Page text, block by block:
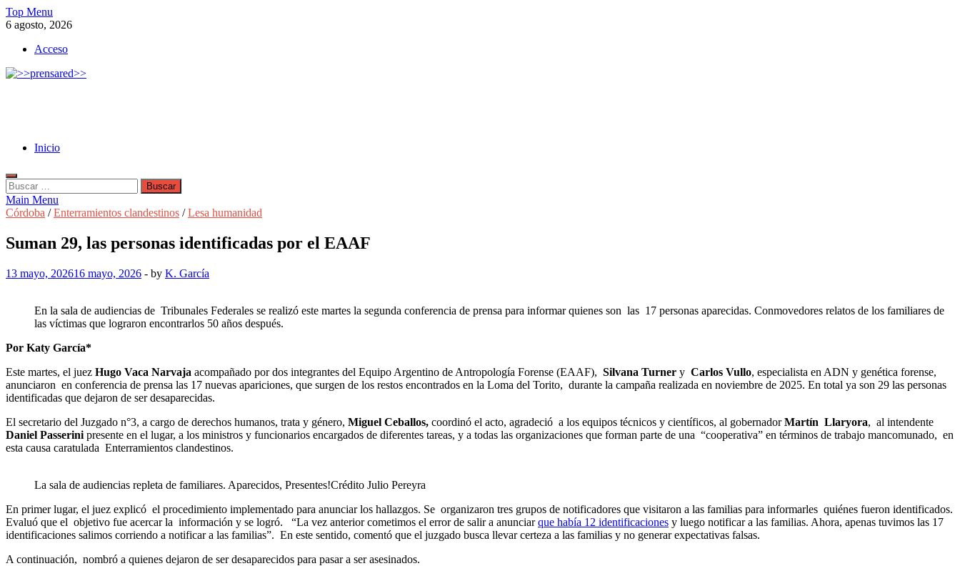
Skip
to
Top Menu
6 agosto, 2026
Acceso
Inicio
Buscar:
Main Menu
Córdoba /Enterramientos clandestinos /Lesa humanidad
Suman 29, las personas identificadas por el EAAF
13 mayo, 202616 mayo, 2026 - by K. García
En la sala de audiencias de Tribunales Federales se realizó este martes la segunda conferencia de prensa para informar quienes son las 17 personas aparecidas. Conmovedores relatos de los familiares de
las víctimas que lograron encontrarlos 50 años después.
Por Katy García*
Este martes, el juez Hugo Vaca Narvaja acompañado por dos integrantes del Equipo Argentino de Antropología Forense (EAAF), Silvana Turner y Carlos Vullo, especialista en ADN y genética forense,
anunciaron en conferencia de prensa las 17 nuevas apariciones, que surgen de los restos encontrados en la Loma del Torito, durante la campaña realizada en noviembre de 2025. En total ya son 29 las personas
identificadas que dejaron de ser desaparecidas.
El secretario del Juzgado n°3, a cargo de derechos humanos, trata y género, Miguel Ceballos, coordinó el acto, agradeció a los equipos técnicos y científicos, al gobernadorMartín Llaryora, al intendente
Daniel Passerini presente en el lugar, a los ministros y funcionarios encargados de diferentes tareas, y a todas las organizaciones que forman parte de una “cooperativa” en términos de trabajo mancomunado, en
esta causa caratulada Enterramientos clandestinos.
La sala de audiencias repleta de familiares. Aparecidos, Presentes!Crédito Julio Pereyra
En primer lugar, el juez explicó el procedimiento implementado para anunciar los hallazgos. Se organizaron tres grupos de notificadores que visitaron a las familias para informarles quiénes fueron identificados.
Evaluó que el objetivo fue acercar la información y se logró. “La vez anterior cometimos el error de salir a anunciarque había 12 identificaciones y luego notificar a las familias. Ahora, apenas tuvimos las 17
identificaciones salimos corriendo a notificar a las familias”. En este sentido, comentó que el juzgado busca llevar certeza a las familias y no generar expectativas falsas.
A continuación, nombró a quienes dejaron de ser desaparecidos para pasar a ser asesinados.